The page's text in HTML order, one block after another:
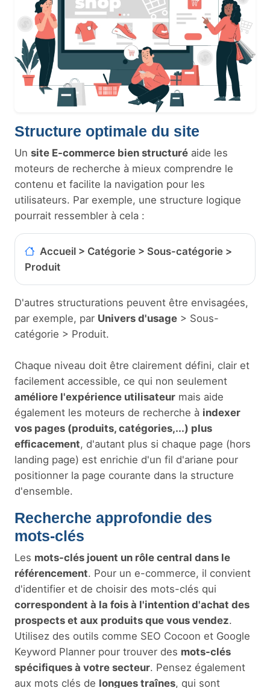
Structure optimale du site
Un site E-commerce bien structuré aide les
moteurs de recherche à mieux comprendre le
contenu et facilite la navigation pour les
utilisateurs. Par exemple, une structure logique
pourrait ressembler à cela :
Accueil > Catégorie > Sous-catégorie >
Produit
D'autres structurations peuvent être envisagées,
par exemple, par Univers d'usage > Sous-
catégorie > Produit.
Chaque niveau doit être clairement défini, clair et
facilement accessible, ce qui non seulement
améliore l'expérience utilisateur mais aide
également les moteurs de recherche à indexer
vos pages (produits, catégories,...) plus
efficacement, d'autant plus si chaque page (hors
landing page) est enrichie d'un fil d'ariane pour
positionner la page courante dans la structure
d'ensemble.
Recherche approfondie des
mots-clés
Les mots-clés jouent un rôle central dans le
référencement. Pour un e-commerce, il convient
d'identifier et de choisir des mots-clés qui
correspondent à la fois à l'intention d'achat des
prospects et aux produits que vous vendez.
Utilisez des outils comme SEO Cocoon et Google
Keyword Planner pour trouver des mots-clés
spécifiques à votre secteur. Pensez également
aux mots clés de longues traînes, qui sont